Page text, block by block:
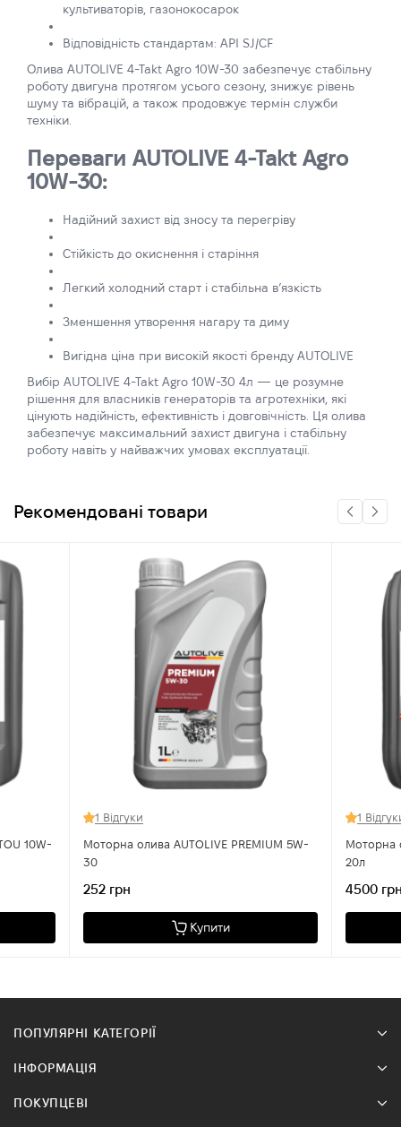
культиваторів, газонокосарок
Відповідність стандартам: API SJ/CF
Олива AUTOLIVE 4-Takt Agro 10W-30 забезпечує стабільну
роботу двигуна протягом усього сезону, знижує рівень
шуму та вібрацій, а також продовжує термін служби
техніки.
Переваги AUTOLIVE 4-Takt Agro
10W-30:
Надійний захист від зносу та перегріву
Стійкість до окиснення і старіння
Легкий холодний старт і стабільна в’язкість
Зменшення утворення нагару та диму
Вигідна ціна при високій якості бренду AUTOLIVE
Вибір AUTOLIVE 4-Takt Agro 10W-30 4л — це розумне
рішення для власників генераторів та агротехніки, які
цінують надійність, ефективність і довговічність. Ця олива
забезпечує максимальний захист двигуна і стабільну
роботу навіть у найважчих умовах експлуатації.
Рекомендовані товари
1 Відгуки
Моторна олива AUTOLIVE PREMIUM 5W-
30
252 грн
Купити
1
Моторна
20л
4500
ПОПУЛЯРНІ КАТЕГОРІЇ
ІНФОРМАЦІЯ
ПОКУПЦЕВІ